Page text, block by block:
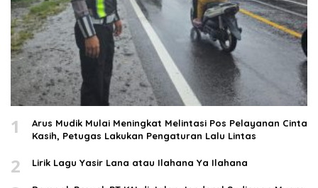
1
Arus Mudik Mulai Meningkat Melintasi Pos Pelayanan Cinta
Kasih, Petugas Lakukan Pengaturan Lalu Lintas
2 Lirik Lagu Yasir Lana atau Ilahana Ya Ilahana